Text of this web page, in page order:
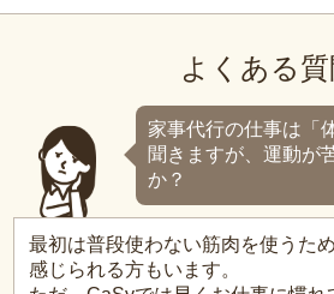
よくある質
家事代行の仕事は「
聞きますが、運動が
か？
最初は普段使わない筋肉を使うた
感じられる方もいます。